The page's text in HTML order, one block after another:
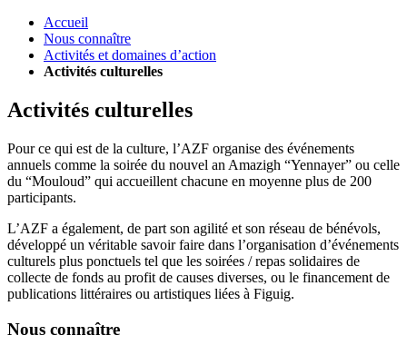
Accueil
Nous connaître
Activités et domaines d’action
Activités culturelles
Activités culturelles
Pour ce qui est de la culture, l’AZF organise des événements
annuels comme la soirée du nouvel an Amazigh “Yennayer” ou celle
du “Mouloud” qui accueillent chacune en moyenne plus de 200
participants.
L’AZF a également, de part son agilité et son réseau de bénévols,
développé un véritable savoir faire dans l’organisation d’événements
culturels plus ponctuels tel que les soirées / repas solidaires de
collecte de fonds au profit de causes diverses, ou le financement de
publications littéraires ou artistiques liées à Figuig.
Nous connaître